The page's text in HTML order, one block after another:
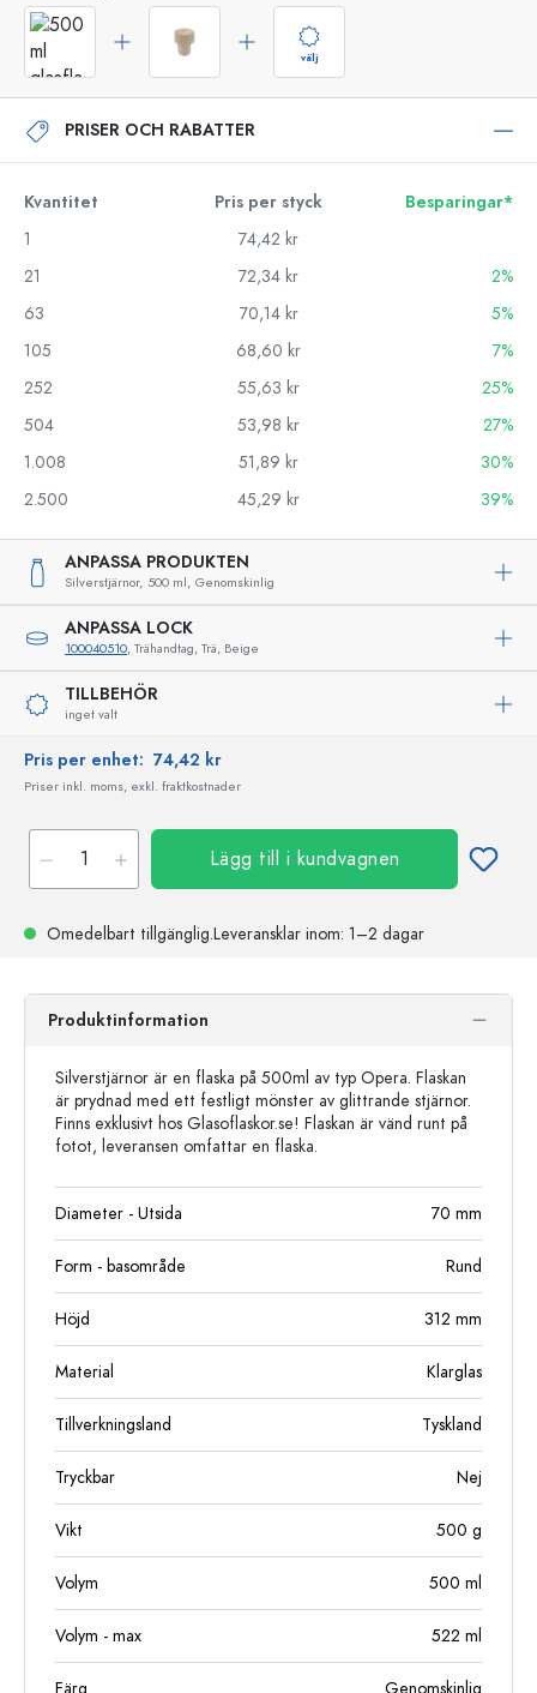
välj
PRISER OCH RABATTER
Kvantitet Pris per styck
Besparingar*
1
74,42 kr
21
72,34 kr
2%
63
70,14 kr
5%
105
68,60 kr
7%
252
55,63 kr
25%
504
53,98 kr
27%
1.008
51,89 kr
30%
2.500
45,29 kr 39%
ANPASSA PRODUKTEN
Silverstjärnor, 500 ml, Genomskinlig
ANPASSA LOCK
100040510, Trähandtag, Trä, Beige
TILLBEHÖR
inget valt
Pris per enhet: 74,42 kr
Priser inkl. moms, exkl. fraktkostnader
Lägg till i kundvagnen
Omedelbart tillgänglig.Leveransklar inom: 1–2 dagar
Produktinformation
Silverstjärnor är en flaska på 500ml av typ Opera. Flaskan
är prydnad med ett festligt mönster av glittrande stjärnor.
Finns exklusivt hos Glasoflaskor.se! Flaskan är vänd runt på
fotot, leveransen omfattar en flaska.
Diameter - Utsida 70 mm
Form - basområde Rund
Höjd 312 mm
Material Klarglas
Tillverkningsland Tyskland
Tryckbar Nej
Vikt 500 g
Volym 500 ml
Volym - max 522 ml